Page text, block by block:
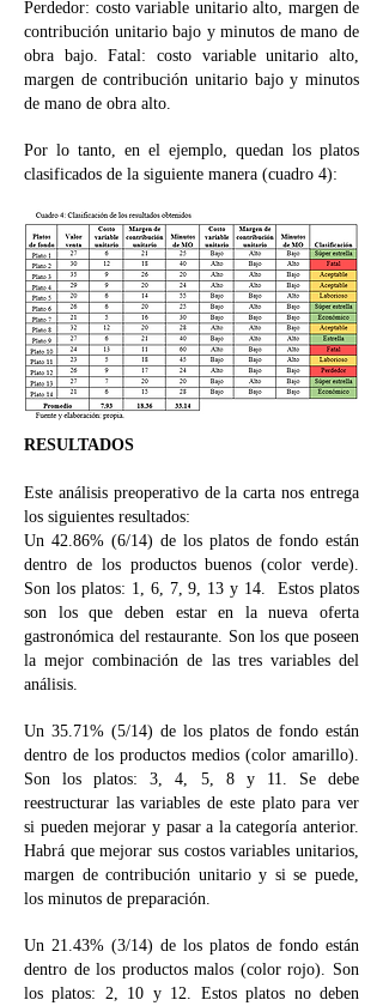
Perdedor: costo variable unitario alto, margen de
contribución unitario bajo y minutos de mano de
obra bajo. Fatal: costo variable unitario alto,
margen de contribución unitario bajo y minutos
de mano de obra alto.
Por lo tanto, en el ejemplo, quedan los platos
clasificados de la siguiente manera (cuadro 4):
RESULTADOS
Este análisis preoperativo de la carta nos entrega
los siguientes resultados:
Un 42.86% (6/14) de los platos de fondo están
dentro de los productos buenos (color verde).
Son los platos: 1, 6, 7, 9, 13 y 14. Estos platos
son los que deben estar en la nueva oferta
gastronómica del restaurante. Son los que poseen
la mejor combinación de las tres variables del
análisis.
Un 35.71% (5/14) de los platos de fondo están
dentro de los productos medios (color amarillo).
Son los platos: 3, 4, 5, 8 y 11. Se debe
reestructurar las variables de este plato para ver
si pueden mejorar y pasar a la categoría anterior.
Habrá que mejorar sus costos variables unitarios,
margen de contribución unitario y si se puede,
los minutos de preparación.
Un 21.43% (3/14) de los platos de fondo están
dentro de los productos malos (color rojo). Son
los platos: 2, 10 y 12. Estos platos no deben